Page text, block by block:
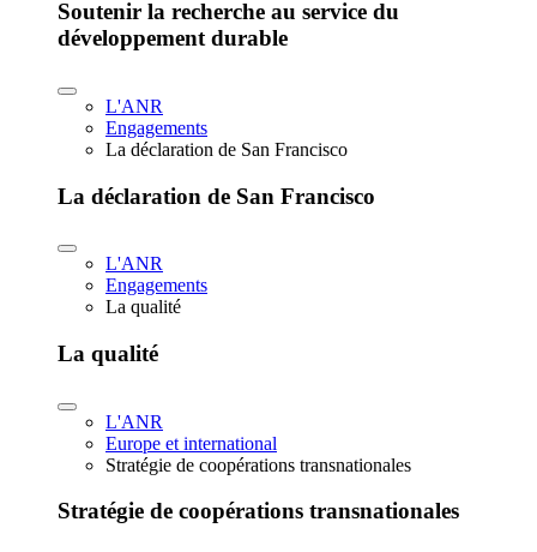
Soutenir la recherche au service du
développement durable
L'ANR
Engagements
La déclaration de San Francisco
La déclaration de San Francisco
L'ANR
Engagements
La qualité
La qualité
L'ANR
Europe et international
Stratégie de coopérations transnationales
Stratégie de coopérations transnationales